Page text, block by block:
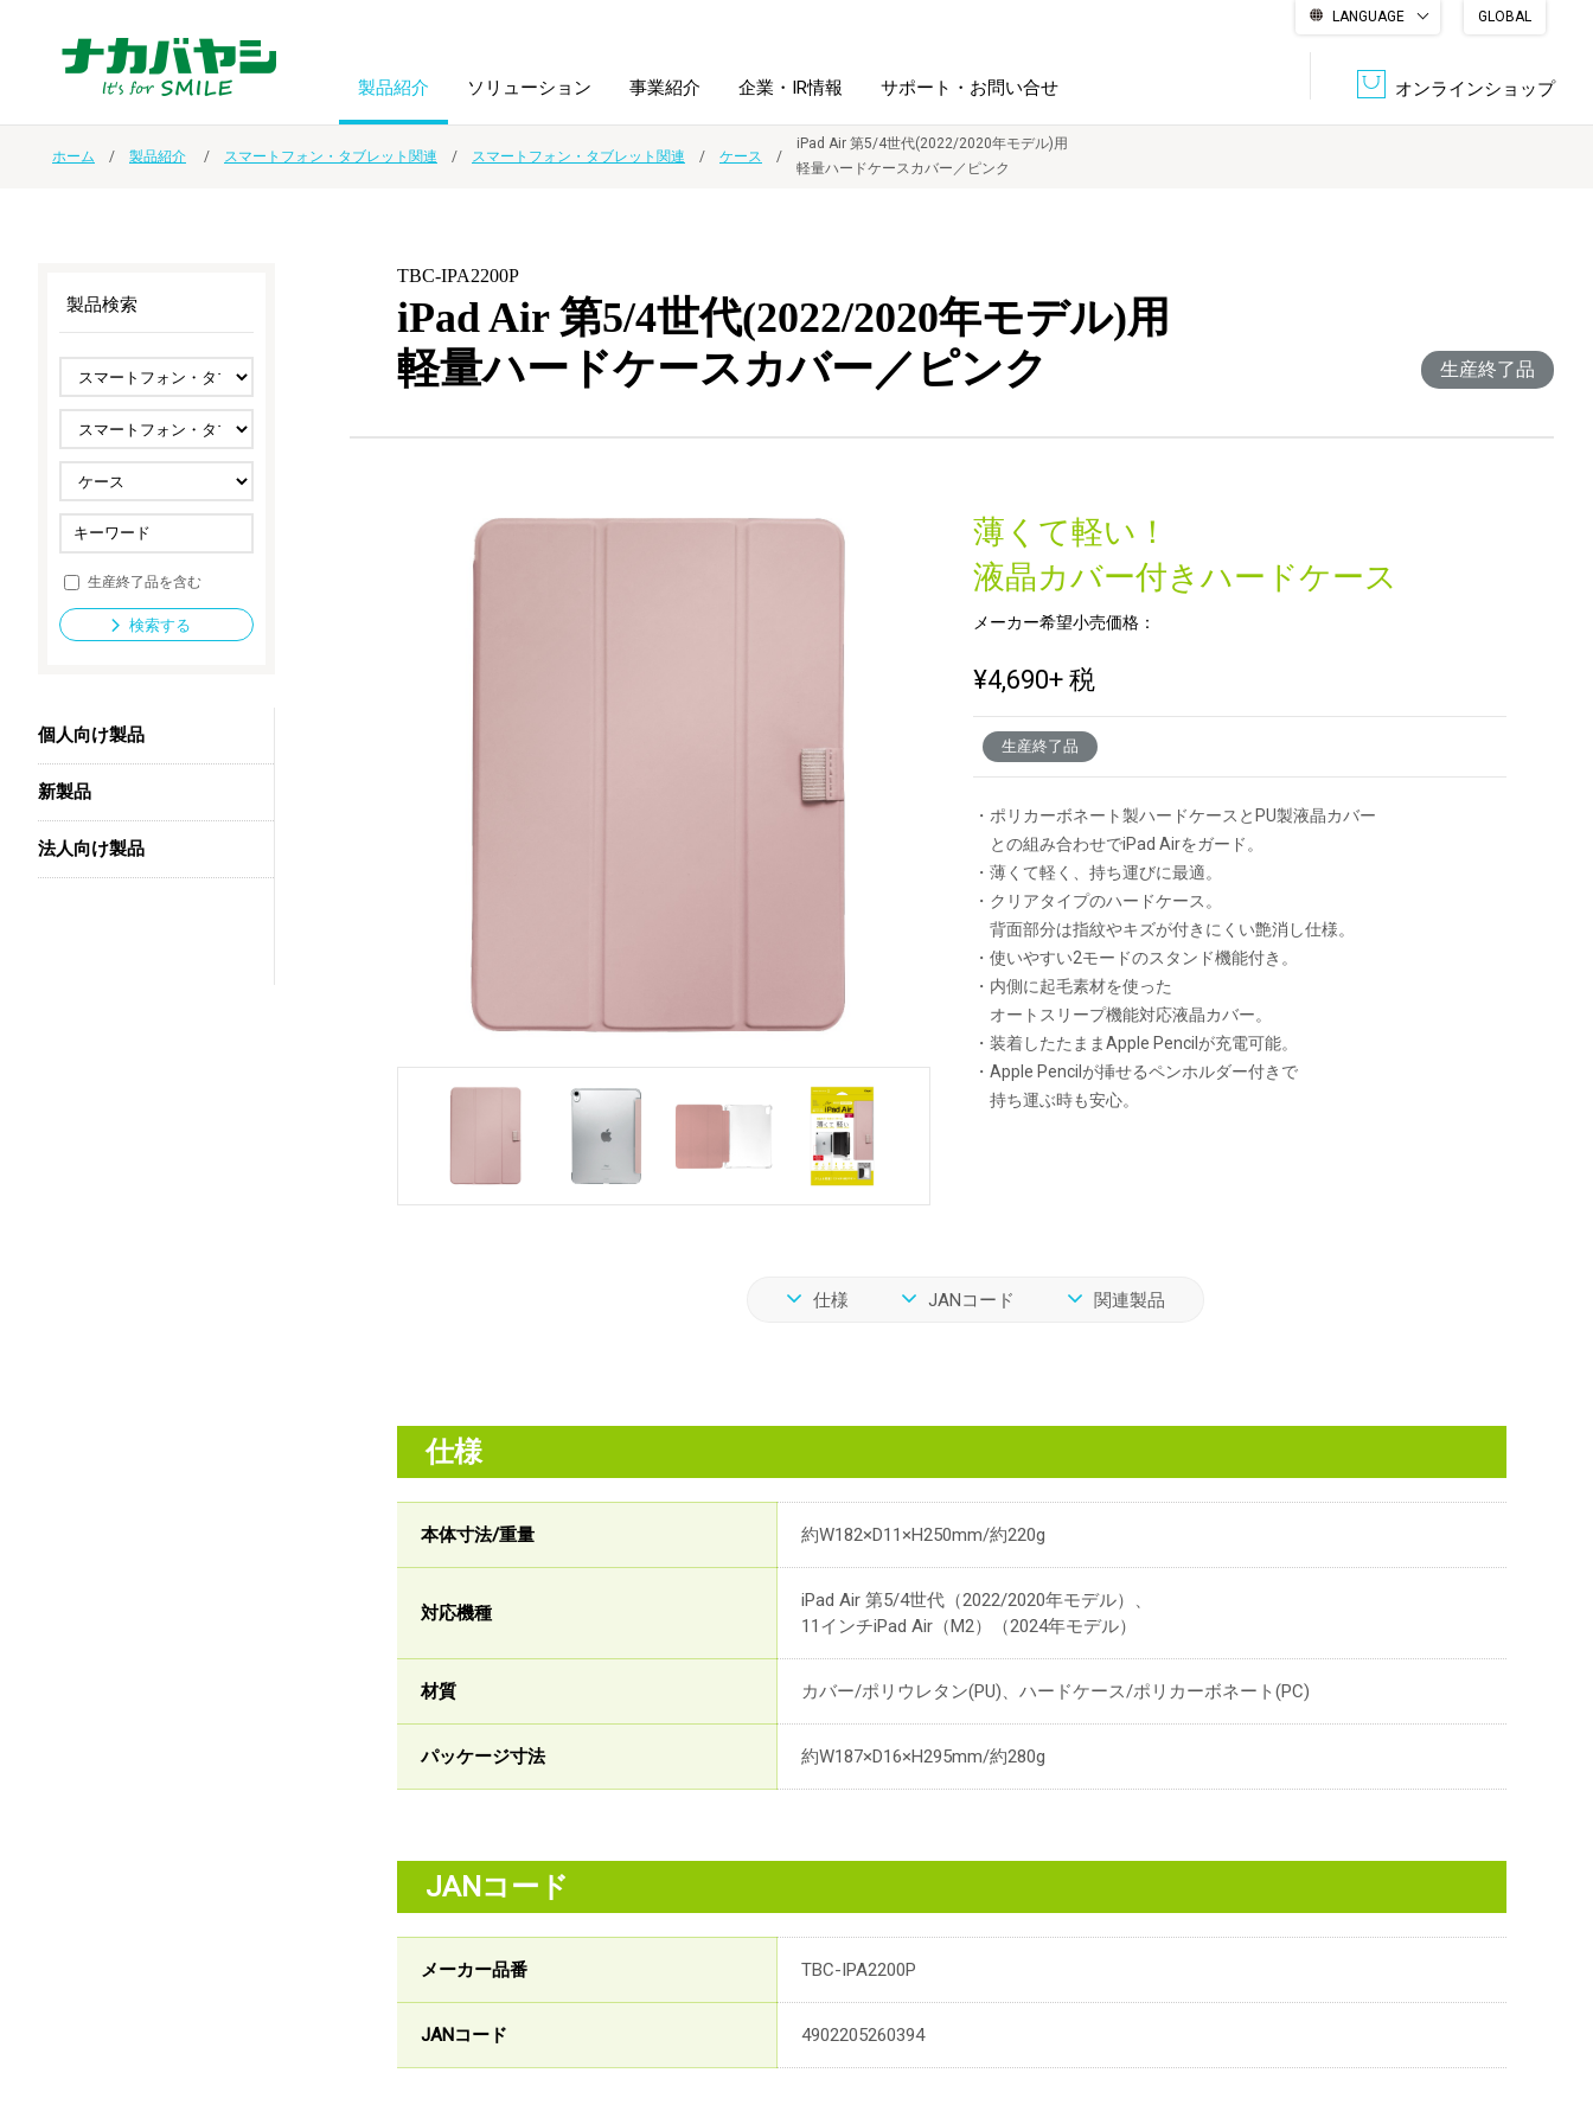
LANGUAGE
GLOBAL
オンラインショップ
製品紹介
ノート・紙製品
ホルダー用品
筆記具
スマートフォン・
タブレット関連
ゲーム関連 デジタルカメラ関連 事務用品
セキュリティ用品
法人向け製品
ソリューション
オーダー手帳・ノベルティ制作 学校ソリューション DPS（データ・プリント・サービス）
ドキュメントスキャニングサービス 総務＋クリエイティブ サステナブルな紙器製品「asue（あすえ）」
導入事例
事業紹介 企業・IR情報
IR情報 認証一覧
サステナビリティ 採用情報
サポート・お問い合せ
ホーム 製品紹介 スマートフォン・タブレット関連 スマートフォン・タブレット関連 ケース
iPad Air 第5/4世代(2022/2020年モデル)用
軽量ハードケースカバー／ピンク
TBC-IPA2200P
iPad Air 第5/4世代(2022/2020年モデル)用
軽量ハードケースカバー／ピンク
生産終了品
薄くて軽い！
液晶カバー付きハードケース
メーカー希望小売価格：
¥4,690+ 税
生産終了品
・ポリカーボネート製ハードケースとPU製液晶カバー
との組み合わせでiPad Airをガード。
・薄くて軽く、持ち運びに最適。
・クリアタイプのハードケース。
背面部分は指紋やキズが付きにくい艶消し仕様。
・使いやすい2モードのスタンド機能付き。
・内側に起毛素材を使った
オートスリープ機能対応液晶カバー。
・装着したたままApple Pencilが充電可能。
・Apple Pencilが挿せるペンホルダー付きで
持ち運ぶ時も安心。
仕様 JANコード 関連製品
仕様
本体寸法/重量 約W182×D11×H250mm/約220g
対応機種
iPad Air 第5/4世代（2022/2020年モデル）、
11インチiPad Air（M2）（2024年モデル）
材質 カバー/ポリウレタン(PU)、ハードケース/ポリカーボネート(PC)
パッケージ寸法 約W187×D16×H295mm/約280g
JANコード
メーカー品番 TBC-IPA2200P
JANコード 4902205260394
製品検索
生産終了品を含む
検索する
個人向け製品
新製品
法人向け製品